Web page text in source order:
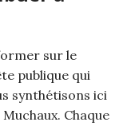
sur le
publique qui
synthétisons ici
Chaque